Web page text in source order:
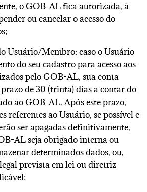
o GOB-AL fica autorizada, à
ou cancelar o acesso do
Usuário/Membro: caso o Usuário
do seu cadastro para acesso aos
pelo GOB-AL, sua conta
de 30 (trinta) dias a contar do
ao GOB-AL. Após este prazo,
referentes ao Usuário, se possível e
ser apagadas definitivamente,
AL seja obrigado interna ou
determinados dados, ou,
prevista em lei ou diretriz